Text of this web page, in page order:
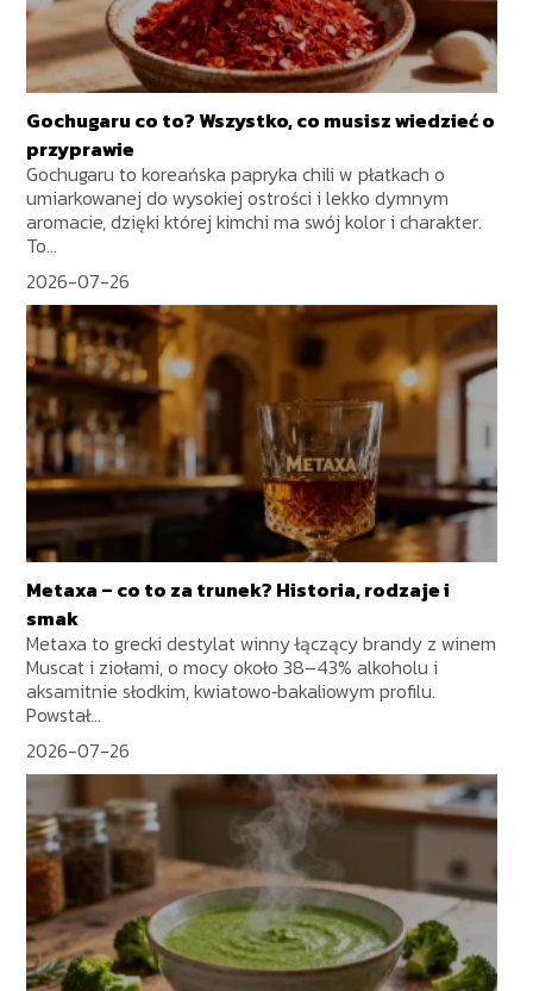
Gochugaru co to? Wszystko, co musisz wiedzieć o
przyprawie
Gochugaru to koreańska papryka chili w płatkach o
umiarkowanej do wysokiej ostrości i lekko dymnym
aromacie, dzięki której kimchi ma swój kolor i charakter.
To...
2026-07-26
Metaxa – co to za trunek? Historia, rodzaje i
smak
Metaxa to grecki destylat winny łączący brandy z winem
Muscat i ziołami, o mocy około 38–43% alkoholu i
aksamitnie słodkim, kwiatowo‑bakaliowym profilu.
Powstał...
2026-07-26